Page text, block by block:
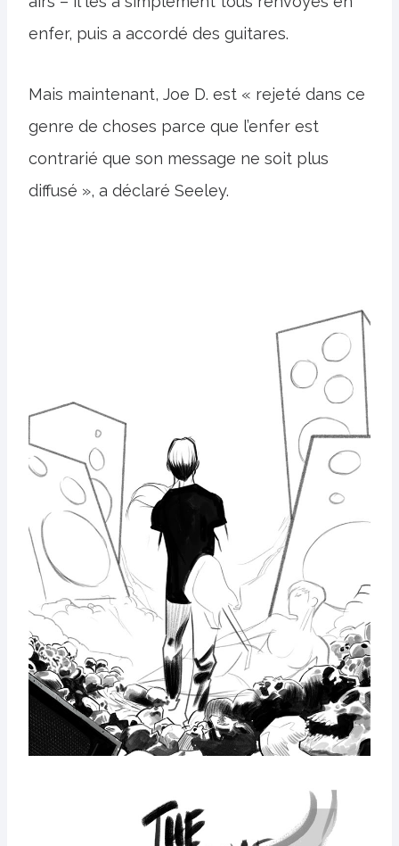
enfer, puis a accordé des guitares.
Mais maintenant, Joe D. est « rejeté dans ce
genre de choses parce que l’enfer est
contrarié que son message ne soit plus
diffusé », a déclaré Seeley.